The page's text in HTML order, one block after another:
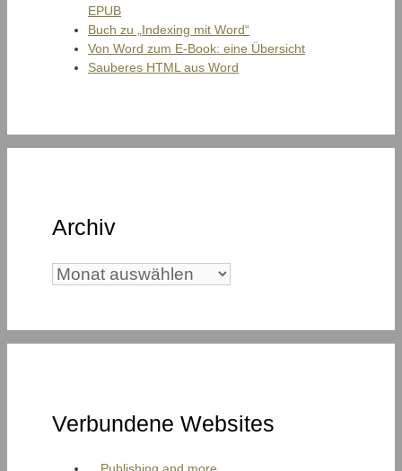
EPUB
Buch zu „Indexing mit Word“
Von Word zum E-Book: eine Übersicht
Sauberes HTML aus Word
Archiv
Archiv
Verbundene Websites
Publishing and more